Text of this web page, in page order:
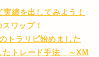
績を出してみよう！
ワップ！
トラリピ始めました
たトレード手法 ～XM